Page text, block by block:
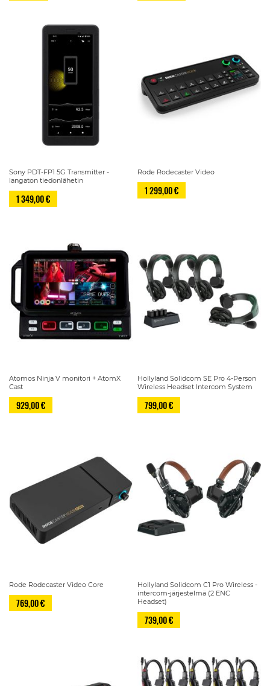
Sony PDT-FP1 5G Transmitter -
langaton tiedonlähetin
1 349,00 €
Rode Rodecaster Video
1 299,00 €
Atomos Ninja V monitori + AtomX
Cast
929,00 €
Hollyland Solidcom SE Pro 4-Person
Wireless Headset Intercom System
799,00 €
Rode Rodecaster Video Core
769,00 €
Hollyland Solidcom C1 Pro Wireless -
intercom-järjestelmä (2 ENC
Headset)
739,00 €